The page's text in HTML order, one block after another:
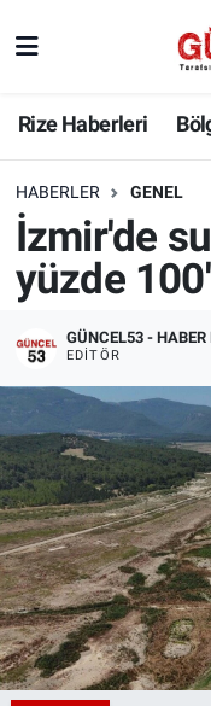
Rize Haberleri
HABERLER GENEL
İzmir'de
yüzde
GÜNCEL53 - HABER
EDITÖR